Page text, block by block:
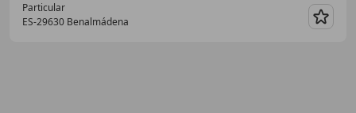
Particular
ES-29630 Benalmádena